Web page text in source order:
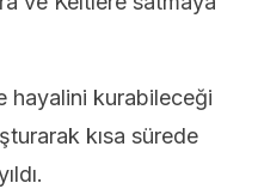
hayalini kurabileceği
kısa sürede